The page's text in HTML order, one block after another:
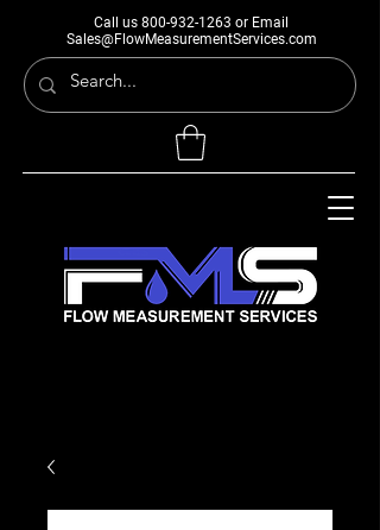
Call us 800-932-1263 or Email
Sales@FlowMeasurementServices.com